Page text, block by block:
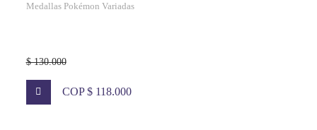
Medallas Pokémon Variadas
$ 130.000
COP $ 118.000